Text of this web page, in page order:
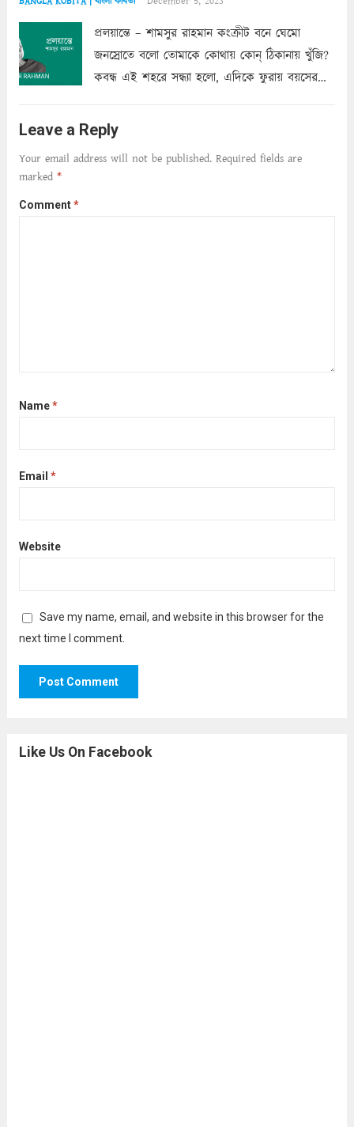
প্রলয়ান্তে – শামসুর রাহমান কংক্রীট বনে ঘেমো
জনস্রোতে বলো তোমাকে কোথায় কোন্‌ ঠিকানায় খুঁজি?
কবন্ধ এই শহরে সন্ধ্যা হলো, এদিকে ফুরায় বয়সের
আমার শরীরে সখ্য গড়ে, তোমার গহন ঊর্মিল যৌবন
আনে আশ্বন...
Leave a Reply
Your email address will not be published. Required fields are
marked *
Comment*
Name*
Email *
Website
Save my name, email, and website in this browser for the
next time I comment.
Like Us On Facebook